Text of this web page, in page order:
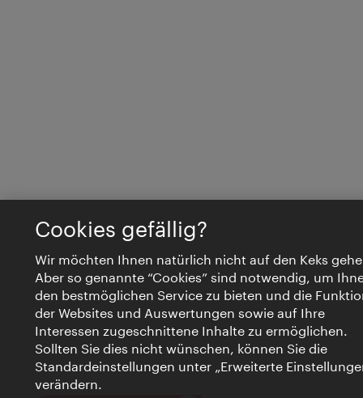
Cookies gefällig?
Wir möchten Ihnen natürlich nicht auf den Keks
Aber so genannte “Cookies” sind notwendig, um
den bestmöglichen Service zu bieten und die
der Websites und Auswertungen sowie auf Ihre
Interessen zugeschnittene Inhalte zu ermöglichen.
Sollten Sie dies nicht wünschen, können Sie die
Standardeinstellungen unter „Erweiterte
verändern.